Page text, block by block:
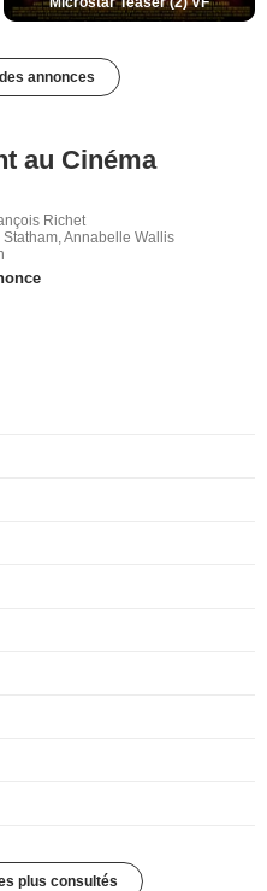
annonces
au Cinéma
Richet
Annabelle Wallis
plus consultés